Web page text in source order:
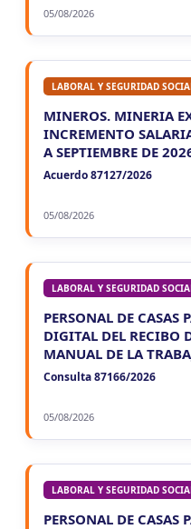
05/08/2026
LABORAL Y SEGURIDAD
MINEROS. MINERIA
INCREMENTO
A SEPTIEMBRE DE
Acuerdo 87127/2026
05/08/2026
LABORAL Y SEGURIDAD
PERSONAL DE CASAS
DIGITAL DEL RECIBO
MANUAL DE LA
Consulta 87166/2026
05/08/2026
LABORAL Y SEGURIDAD
PERSONAL DE CASAS